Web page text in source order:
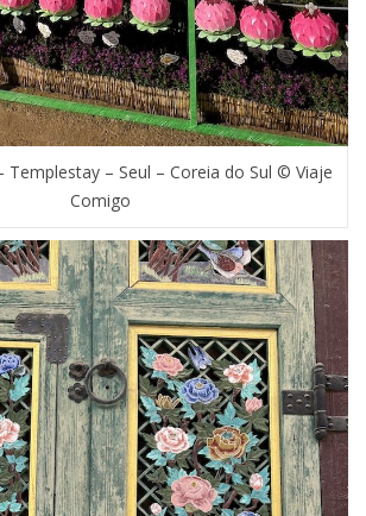
Templestay – Seul – Coreia do Sul © Viaje
Comigo